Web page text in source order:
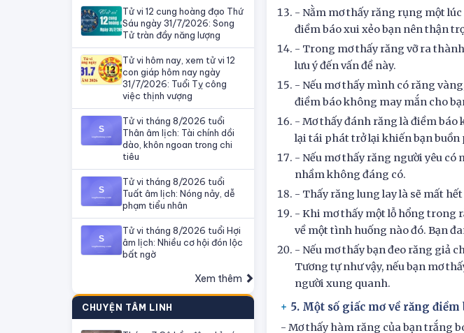
Tử vi 12 cung hoàng đạo Thứ
Sáu ngày 31/7/2026: Song
Tử tràn đầy năng lượng
Tử vi hôm nay, xem tử vi 12
con giáp hôm nay ngày
31/7/2026: Tuổi Tỵ công
việc thịnh vượng
Tử vi tháng 8/2026 tuổi
Thân âm lịch: Tài chính dồi
dào, khôn ngoan trong chi
tiêu
Tử vi tháng 8/2026 tuổi
Tuất âm lịch: Nóng nảy, dễ
phạm tiểu nhân
Tử vi tháng 8/2026 tuổi Hợi
âm lịch: Nhiều cơ hội đón lộc
bất ngờ
Xem thêm
CHUYỆN TÂM LINH
- Nằm mơ thấy răng rụng một
điềm báo xui xẻo bạn nên thận
- Trong mơ thấy răng vỡ ra
lưu ý đến vấn đề này.
- Nếu mơ thấy mình có răng
điềm báo không may mắn cho
- Mơ thấy đánh răng là điềm báo
lại tái phát trở lại khiến bạn buồn
- Nếu mơ thấy răng người yêu có
nhầm không đáng có.
- Thấy răng lung lay là sẽ mất
- Khi mơ thấy một lỗ hổng trong
về một tình huống nào đó. Bạn
- Nếu mơ thấy bạn đeo răng giả
Tương tự như vậy, nếu bạn mơ
người xung quanh.
5. Một số giấc mơ về răng điềm
- Mơ thấy hàm răng của bạn trắng